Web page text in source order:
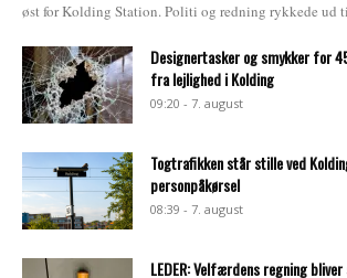
øst for Kolding Station. Politi og redning rykkede ud
Designertasker og smykker for
fra lejlighed i Kolding
09:20 - 7. august
Togtrafikken står stille ved
personpåkørsel
08:39 - 7. august
LEDER: Velfærdens regning